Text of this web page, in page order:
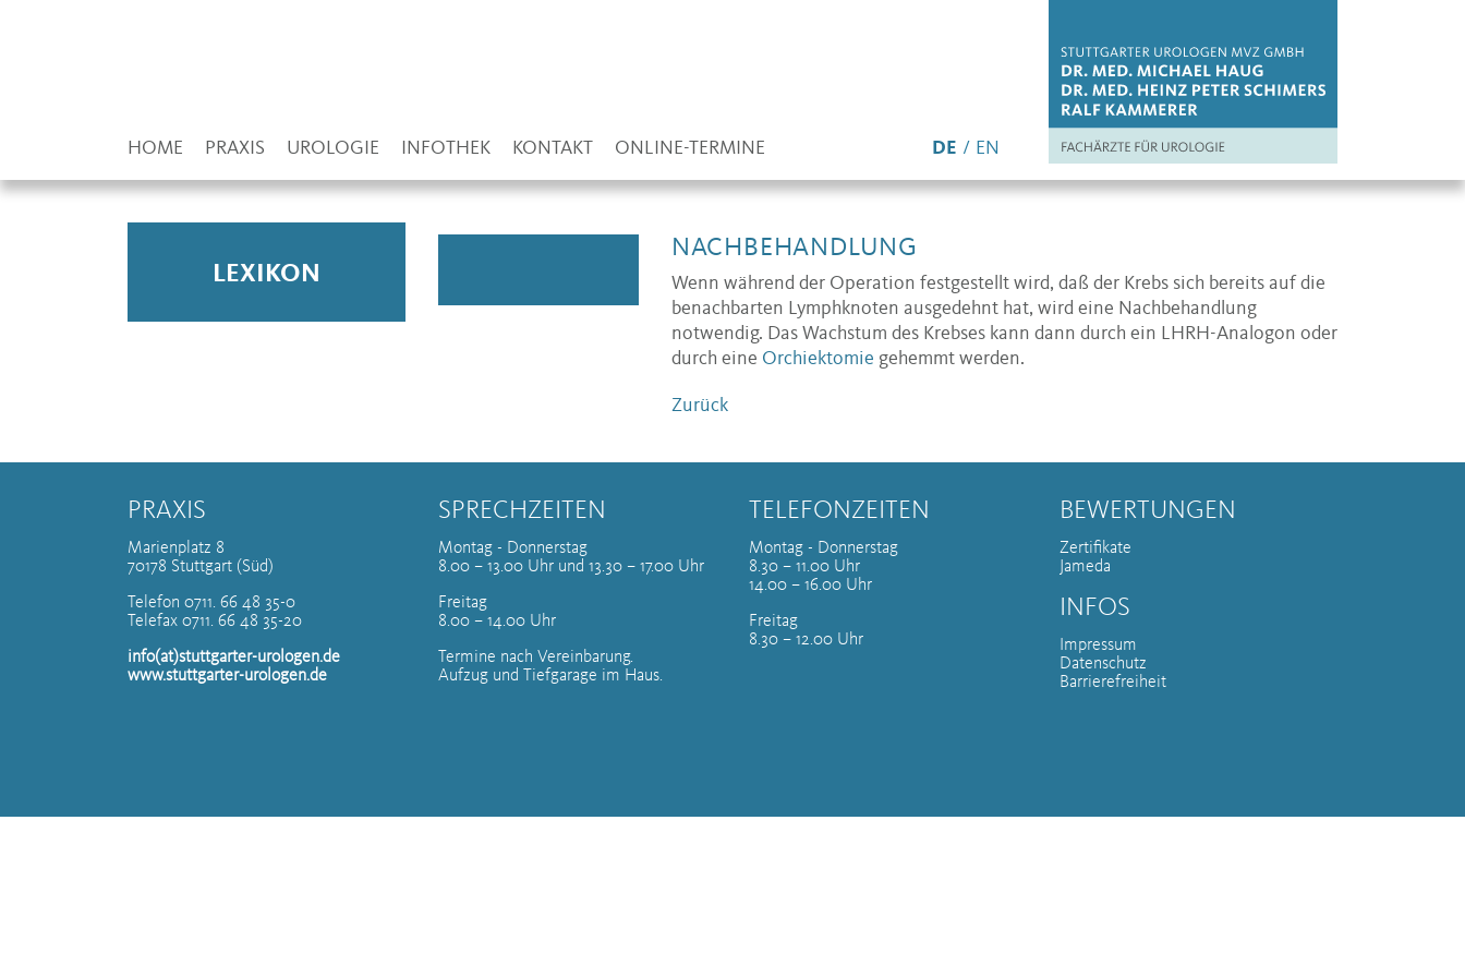
HOME PRAXIS UROLOGIE INFOTHEK KONTAKT ONLINE-TERMINE DE EN
LEXIKON
NACHBEHANDLUNG
Wenn während der Operation festgestellt wird, daß der Krebs sich bereits auf die
benachbarten Lymphknoten ausgedehnt hat, wird eine Nachbehandlung
notwendig. Das Wachstum des Krebses kann dann durch ein LHRH-Analogon oder
durch eine Orchiektomie gehemmt werden.
Zurück
PRAXIS
Marienplatz 8
70178 Stuttgart (Süd)
Telefon 0711. 66 48 35-0
Telefax 0711. 66 48 35-20
info(at)stuttgarter-urologen.de
www.stuttgarter-urologen.de
SPRECHZEITEN
Montag - Donnerstag
8.00 – 13.00 Uhr und 13.30 – 17.00 Uhr
Freitag
8.00 – 14.00 Uhr
Termine nach Vereinbarung.
Aufzug und Tiefgarage im Haus.
TELEFONZEITEN
Montag - Donnerstag
8.30 – 11.00 Uhr
14.00 – 16.00 Uhr
Freitag
8.30 – 12.00 Uhr
BEWERTUNGEN
Zertifikate
Jameda
INFOS
Impressum
Datenschutz
Barrierefreiheit